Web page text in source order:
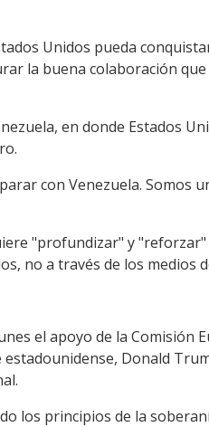
Unidos pueda
la buena colaboración
en donde Estados
con Venezuela. Somos
"profundizar" y
no a través de los medios
el apoyo de la Comisión
Donald
los principios de la